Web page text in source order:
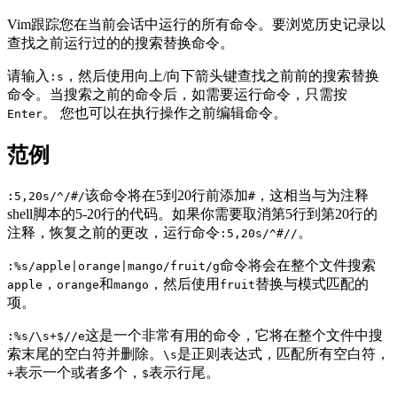
Vim跟踪您在当前会话中运行的所有命令。要浏览历史记录以
查找之前运行过的的搜索替换命令。
请输入 :s ，然后使用向上/向下箭头键查找之前前的搜索替换
命令。当搜索之前的命令后，如需要运行命令，只需按
Enter。 您也可以在执行操作之前编辑命令。
范例
:5,20s/^/#/该命令将在5到20行前添加# ，这相当与为注释
shell脚本的5-20行的代码。如果你需要取消第5行到第20行的
注释，恢复之前的更改，运行命令 :5,20s/^#// 。
:%s/apple|orange|mango/fruit/g命令将会在整个文件搜索
apple ， orange和mango ，然后使用 fruit替换与模式匹配的
项。
:%s/\s+$//e这是一个非常有用的命令，它将在整个文件中搜
索末尾的空白符并删除。 \s是正则表达式，匹配所有空白符，
+表示一个或者多个， $表示行尾。